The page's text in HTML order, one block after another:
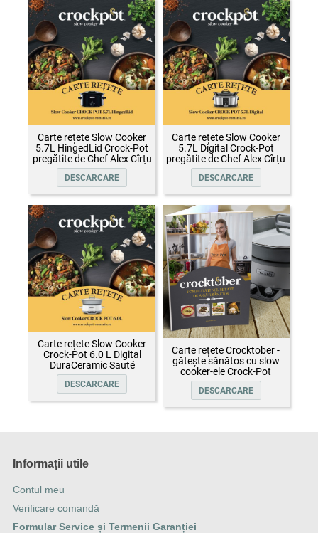
Carte rețete Slow Cooker
5.7L HingedLid Crock-Pot
pregătite de Chef Alex Cîrțu
DESCARCARE
Carte rețete Slow Cooker
5.7L Digital Crock-Pot
pregătite de Chef Alex Cîrțu
DESCARCARE
Carte rețete Slow Cooker
Crock-Pot 6.0 L Digital
DuraCeramic Sauté
DESCARCARE
Carte rețete Crocktober -
gătește sănătos cu slow
cooker-ele Crock-Pot
DESCARCARE
Informații utile
Contul meu
Verificare comandă
Formular Service și Termenii Garanției